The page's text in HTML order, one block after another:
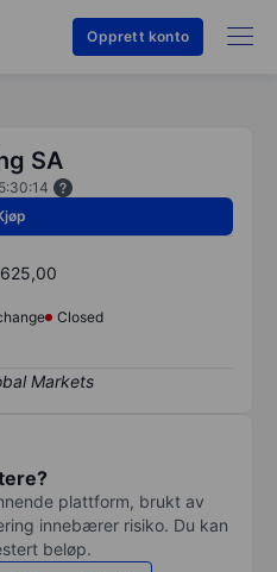
Opprett konto
SA
625,00
Closed
plattform, brukt av
innebærer risiko. Du kan
beløp.